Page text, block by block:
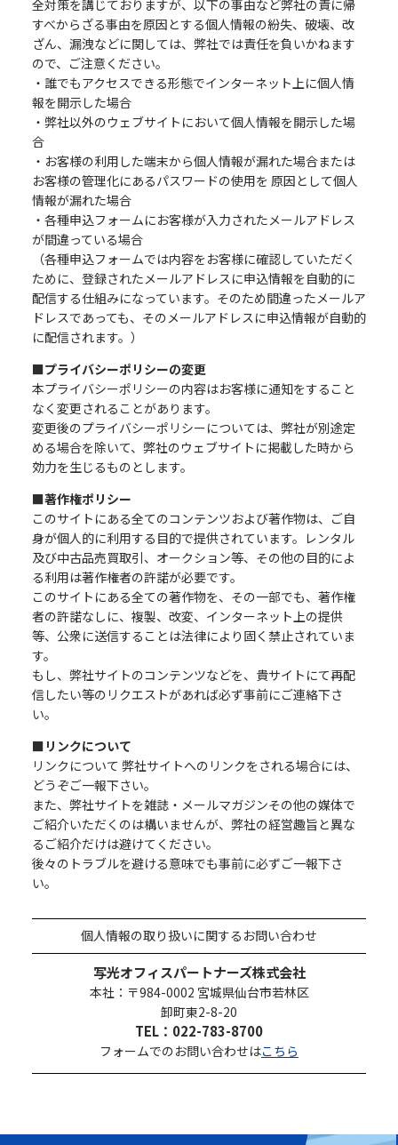
全対策を講じておりますが、以下の事由など弊社の責に帰
すべからざる事由を原因とする個人情報の紛失、破壊、改
ざん、漏洩などに関しては、弊社では責任を負いかねます
ので、ご注意ください。
・誰でもアクセスできる形態でインターネット上に個人情
報を開示した場合
・弊社以外のウェブサイトにおいて個人情報を開示した場
合
・お客様の利用した端末から個人情報が漏れた場合または
お客様の管理化にあるパスワードの使用を 原因として個人
情報が漏れた場合
・各種申込フォームにお客様が入力されたメールアドレス
が間違っている場合
（各種申込フォームでは内容をお客様に確認していただく
ために、登録されたメールアドレスに申込情報を自動的に
配信する仕組みになっています。そのため間違ったメールア
ドレスであっても、そのメールアドレスに申込情報が自動的
に配信されます。）
■プライバシーポリシーの変更
本プライバシーポリシーの内容はお客様に通知をすること
なく変更されることがあります。
変更後のプライバシーポリシーについては、弊社が別途定
める場合を除いて、弊社のウェブサイトに掲載した時から
効力を生じるものとします。
■著作権ポリシー
このサイトにある全てのコンテンツおよび著作物は、ご自
身が個人的に利用する目的で提供されています。レンタル
及び中古品売買取引、オークション等、その他の目的によ
る利用は著作権者の許諾が必要です。
このサイトにある全ての著作物を、その一部でも、著作権
者の許諾なしに、複製、改変、インターネット上の提供
等、公衆に送信することは法律により固く禁止されていま
す。
もし、弊社サイトのコンテンツなどを、貴サイトにて再配
信したい等のリクエストがあれば必ず事前にご連絡下さ
い。
■リンクについて
リンクについて 弊社サイトへのリンクをされる場合には、
どうぞご一報下さい。
また、弊社サイトを雑誌・メールマガジンその他の媒体で
ご紹介いただくのは構いませんが、弊社の経営趣旨と異な
るご紹介だけは避けてください。
後々のトラブルを避ける意味でも事前に必ずご一報下さ
い。
個人情報の取り扱いに関するお問い合わせ
写光オフィスパートナーズ株式会社
本社：〒984-0002 宮城県仙台市若林区
卸町東2-8-20
TEL：022-783-8700
フォームでのお問い合わせはこちら